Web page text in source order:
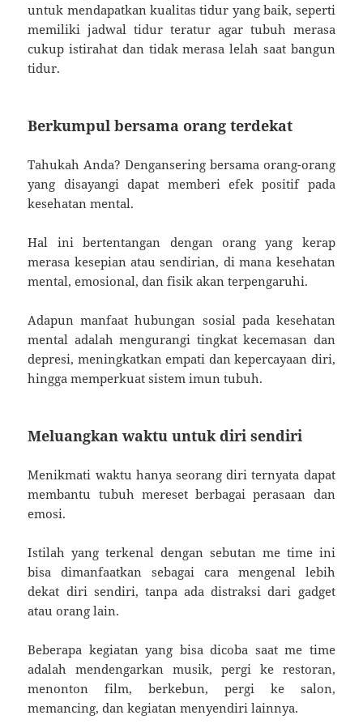
untuk mendapatkan kualitas tidur yang baik, seperti
memiliki jadwal tidur teratur agar tubuh merasa
cukup istirahat dan tidak merasa lelah saat bangun
tidur.
Berkumpul bersama orang terdekat
Tahukah Anda? Dengansering bersama orang-orang
yang disayangi dapat memberi efek positif pada
kesehatan mental.
Hal ini bertentangan dengan orang yang kerap
merasa kesepian atau sendirian, di mana kesehatan
mental, emosional, dan fisik akan terpengaruhi.
Adapun manfaat hubungan sosial pada kesehatan
mental adalah mengurangi tingkat kecemasan dan
depresi, meningkatkan empati dan kepercayaan diri,
hingga memperkuat sistem imun tubuh.
Meluangkan waktu untuk diri sendiri
Menikmati waktu hanya seorang diri ternyata dapat
membantu tubuh mereset berbagai perasaan dan
emosi.
Istilah yang terkenal dengan sebutan me time ini
bisa dimanfaatkan sebagai cara mengenal lebih
dekat diri sendiri, tanpa ada distraksi dari gadget
atau orang lain.
Beberapa kegiatan yang bisa dicoba saat me time
adalah mendengarkan musik, pergi ke restoran,
menonton film, berkebun, pergi ke salon,
memancing, dan kegiatan menyendiri lainnya.